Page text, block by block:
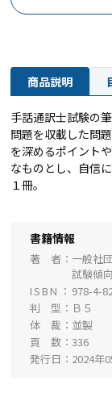
商品説明
手話通訳士試験の
問題を収載した問
を深めるポイント
なものとし、自信
１冊。
書籍情報
著 者
一般社
試験傾
ISBN
978-4-
判 型
Ｂ５
体 裁
並製
頁 数
336
発行日
2024年